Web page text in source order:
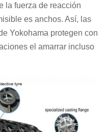
la fuerza de reacción
es anchos. Así, las
Yokohama protegen con
el amarrar incluso